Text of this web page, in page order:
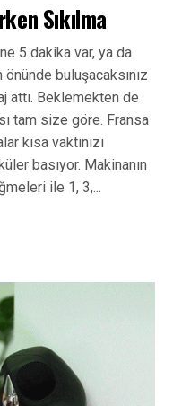
Sıkılma
5 dakika var, ya da
buluşacaksınız
attı. Beklemekten de
tam size göre. Fransa
kısa vaktinizi
basıyor. Makinanın
ile 1, 3,...